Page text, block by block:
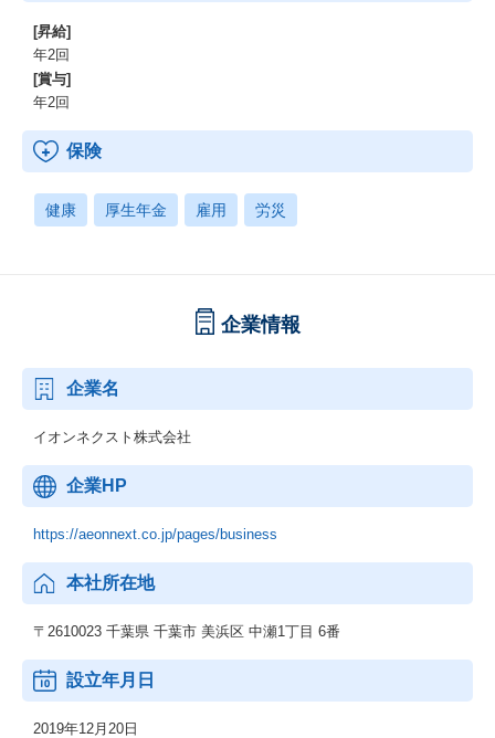
[昇給]
年2回
[賞与]
年2回
保険
健康 厚生年金 雇用 労災
企業情報
企業名
イオンネクスト株式会社
企業HP
https://aeonnext.co.jp/pages/business
本社所在地
〒2610023 千葉県 千葉市 美浜区 中瀬1丁目 6番
設立年月日
2019年12月20日